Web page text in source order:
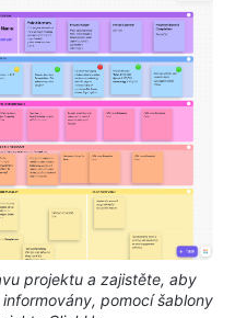
projektu a zajistěte, aby
pomocí šablony